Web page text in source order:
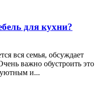
для кухни?
вся семья, обсуждает
важно обустроить это
и...